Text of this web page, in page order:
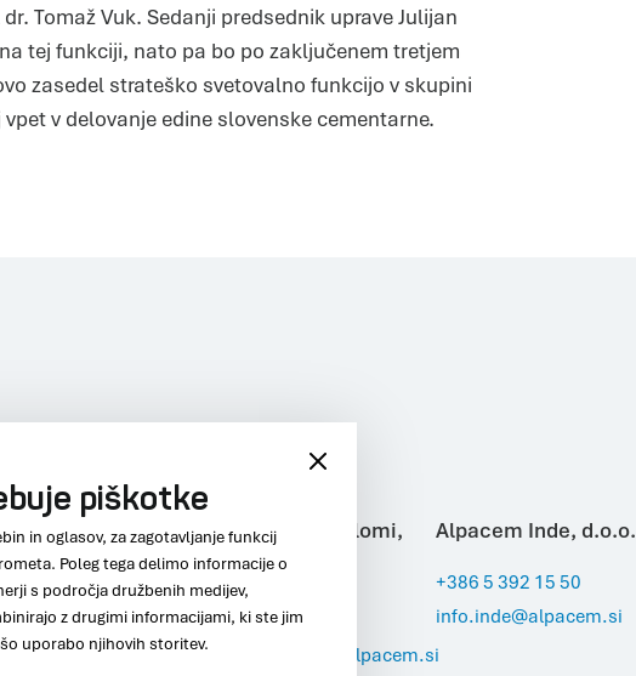
Tomaž Vuk. Sedanji predsednik uprave Julijan
tej funkciji, nato pa bo po zaključenem tretjem
zasedel strateško svetovalno funkcijo v skupini
v delovanje edine slovenske cementarne.
Beton, d.o.o.
663 26 63
Alpacem Kamnolomi,
d.o.o.
+386 5 392 12 12
info.kamnolomi@alpacem.si
Alpacem Inde, d.o.o.
+386 5 392 15 50
info.inde@alpacem.si
piškotke
in oglasov, za zagotavljanje funkcij
Poleg tega delimo informacije o
s področja družbenih medijev,
z drugimi informacijami, ki ste jim
uporabo njihovih storitev.